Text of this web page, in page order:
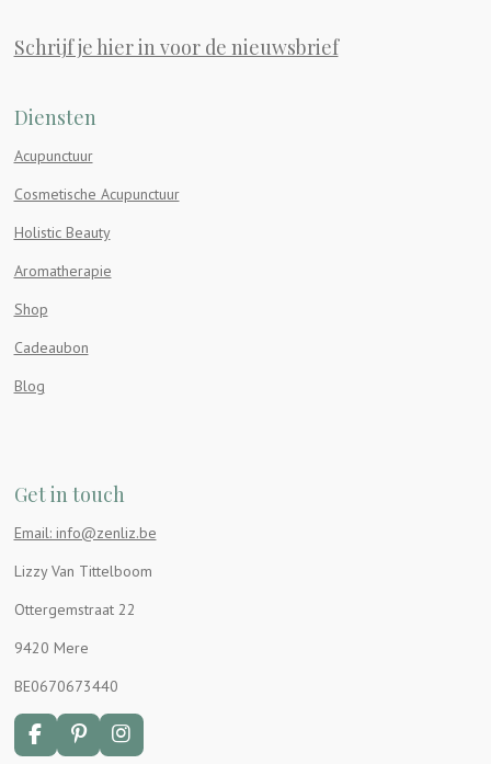
Schrijf je hier in voor de nieuwsbrief
Diensten
Acupunctuur
Cosmetische Acupunctuur
Holistic Beauty
Aromatherapie
Shop
Cadeaubon
Blog
Get in touch
Email: info@zenliz.be
Lizzy Van Tittelboom
Ottergemstraat 22
9420 Mere
BE0670673440
F
P
I